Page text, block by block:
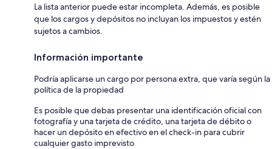
La lista anterior puede estar incompleta. Además, es posible
que los cargos y depósitos no incluyan los impuestos y estén
sujetos a cambios.
Información importante
Podría aplicarse un cargo por persona extra, que varía según la
política de la propiedad
Es posible que debas presentar una identificación oficial con
fotografía y una tarjeta de crédito, una tarjeta de débito o
hacer un depósito en efectivo en el check-in para cubrir
cualquier gasto imprevisto